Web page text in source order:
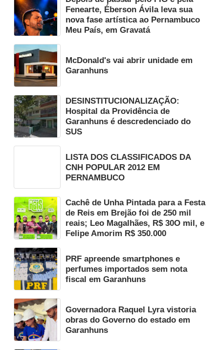
Fenearte, Éberson Ávila leva sua
nova fase artística ao Pernambuco
Meu País, em Gravatá
McDonald's vai abrir unidade em
Garanhuns
DESINSTITUCIONALIZAÇÃO:
Hospital da Providência de
Garanhuns é descredenciado do
SUS
LISTA DOS CLASSIFICADOS DA
CNH POPULAR 2012 EM
PERNAMBUCO
Cachê de Unha Pintada para a Festa
de Reis em Brejão foi de 250 mil
reais; Leo Magalhães, R$ 30O mil, e
Felipe Amorim R$ 350.000
PRF apreende smartphones e
perfumes importados sem nota
fiscal em Garanhuns
Governadora Raquel Lyra vistoria
obras do Governo do estado em
Garanhuns